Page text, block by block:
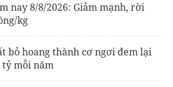
nay 8/8/2026: Giảm mạnh, rời
kg
bỏ hoang thành cơ ngơi đem lại
mỗi năm